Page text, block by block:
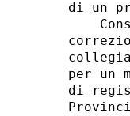
di un
per un
di